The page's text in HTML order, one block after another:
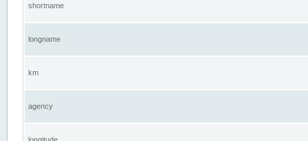
shortname
longname
km
agency